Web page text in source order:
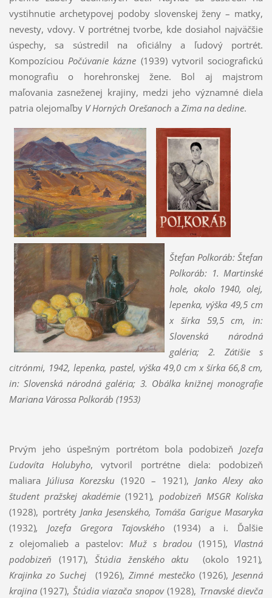
vystihnutie archetypovej podoby slovenskej ženy – matky,
nevesty, vdovy. V portrétnej tvorbe, kde dosiahol najväčšie
úspechy, sa sústredil na oficiálny a ľudový portrét.
KompozíciouPočúvanie kázne (1939) vytvoril sociografickú
monografiu o horehronskej žene. Bol aj majstrom
maľovania zasneženej krajiny, medzi jeho významné diela
patria olejomaľby V Horných Orešanoch a Zima na dedine.
Štefan Polkoráb:Štefan
Polkoráb: 1.Martinské
hole, okolo 1940, olej,
lepenka, výška 49,5 cm
x šírka 59,5 cm, in:
Slovenská národná
galéria; 2. Zátišie s
citrónmi, 1942, lepenka, pastel, výška 49,0 cm x šírka 66,8 cm,
in: Slovenská národná galéria; 3. Obálka knižnej monografie
Mariana Várossa Polkoráb (1953)
Prvým jeho úspešným portrétom bola podobizeňJozefa
Ľudovíta Holubyho, vytvoril portrétne diela:
podobizeň
maliara Júliusa Korezsku(1920 – 1921),Janko Alexy ako
študent pražskej akadémie (1921), podobizeň MSGR Kolíska
(1928), portrétyJanka Jesenského, Tomáša Garigue Masaryka
(1932), Jozefa Gregora Tajovského (1934) a i. Ďalšie
z olejomalieb a pastelov: Muž s bradou(1915), Vlastná
podobizeň (1917),Štúdia ženského aktu(okolo 1921),
Krajinka zo Suchej (1926),Zimné mestečko (1926),Jesenná
krajina(1927), Štúdia viazača snopov(1928), Trnavské dievča